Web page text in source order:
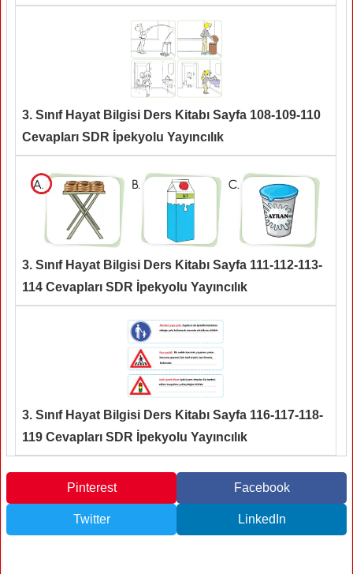
3. Sınıf Hayat Bilgisi Ders Kitabı Sayfa 108-109-110
Cevapları SDR İpekyolu Yayıncılık
3. Sınıf Hayat Bilgisi Ders Kitabı Sayfa 111-112-113-
114 Cevapları SDR İpekyolu Yayıncılık
3. Sınıf Hayat Bilgisi Ders Kitabı Sayfa 116-117-118-
119 Cevapları SDR İpekyolu Yayıncılık
Pinterest Facebook
Twitter LinkedIn